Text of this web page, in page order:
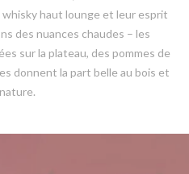
haut lounge et leur esprit
des nuances chaudes – les
sur la plateau, des pommes de
donnent la part belle au bois et